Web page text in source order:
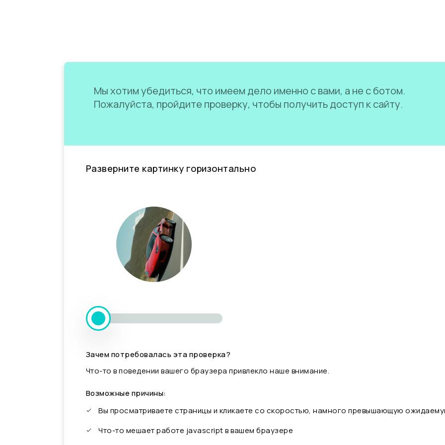
Мы хотим убедиться, что имеем дело именно с вами, а не с ботом.
Пожалуйста, пройдите проверку, чтобы получить доступ к сайту.
Разверните картинку горизонтально
Зачем потребовалась эта проверка?
Что-то в поведении вашего браузера привлекло наше внимание.
Возможные причины:
Вы просматриваете страницы и кликаете со скоростью, намного превышающую
Что-то мешает работе javascript в вашем браузере